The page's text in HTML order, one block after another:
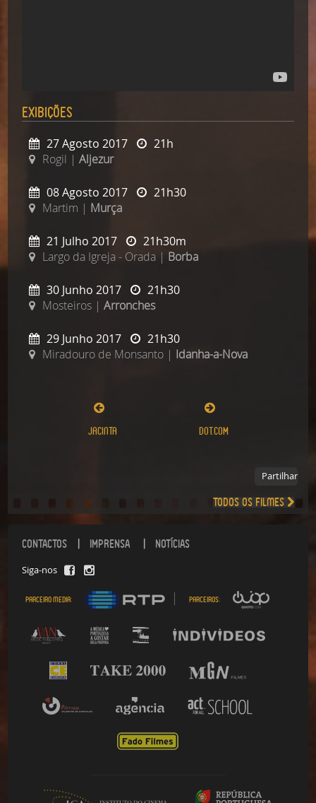
Exibições
27 Agosto 2017
21h
Rogil |Aljezur
08 Agosto 2017
21h30
Martim | Murça
21 Julho 2017
21h30m
Largo da Igreja - Orada | Borba
30 Junho 2017
21h30
Mosteiros |Arronches
29 Junho 2017
21h30
Miradouro de Monsanto | Idanha-a-Nova
Jacinta DOT.COM
Partilhar
Todos os filmes
CONTACTOS IMPRENSA NOTÍCIAS
Siga-nos
Parceiro media: Parceiros: